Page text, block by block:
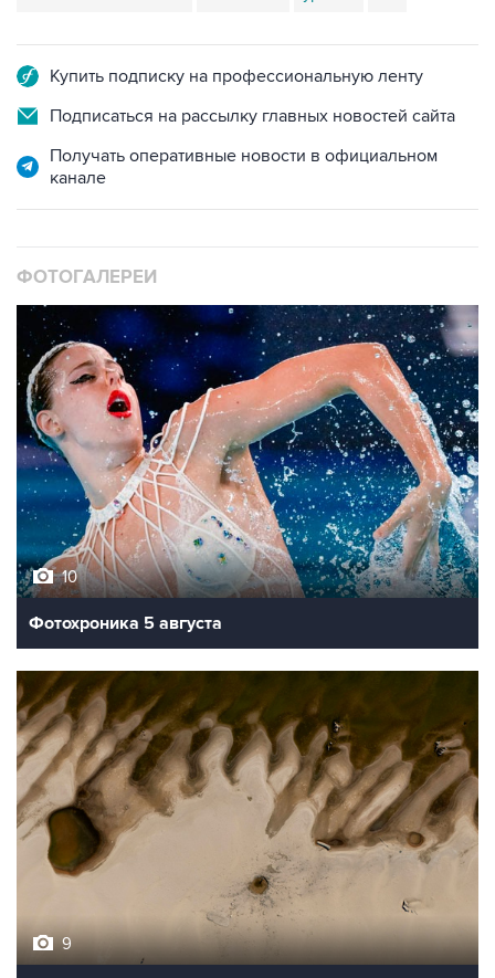
Купить подписку на профессиональную ленту
Подписаться на рассылку главных новостей сайта
Получать оперативные новости в официальном
канале
ФОТОГАЛЕРЕИ
10
Фотохроника 5 августа
9